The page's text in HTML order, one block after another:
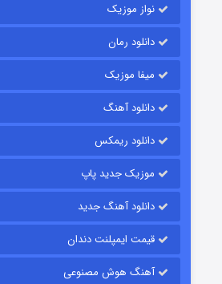
رویایی برای تو
قسمت
نواز موزیک
دانلود رمان
میفا موزیک
دانلود آهنگ
دانلود ریمکس
موزیک جدید پاپ
دانلود آهنگ جدید
قیمت ایمپلنت دندان
آهنگ هوش مصنوعی